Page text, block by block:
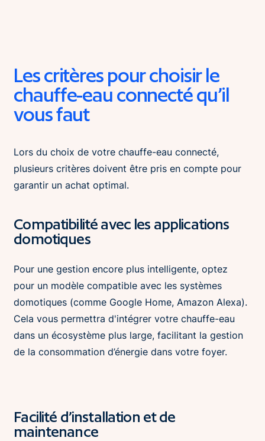
Les critères pour choisir le
chauffe-eau connecté qu’il
vous faut
Lors du choix de votre chauffe-eau connecté,
plusieurs critères doivent être pris en compte pour
garantir un achat optimal.
Compatibilité avec les applications
domotiques
Pour une gestion encore plus intelligente, optez
pour un modèle compatible avec les systèmes
domotiques (comme Google Home, Amazon Alexa).
Cela vous permettra d'intégrer votre chauffe-eau
dans un écosystème plus large, facilitant la gestion
de la consommation d’énergie dans votre foyer.
Facilité d’installation et de
maintenance